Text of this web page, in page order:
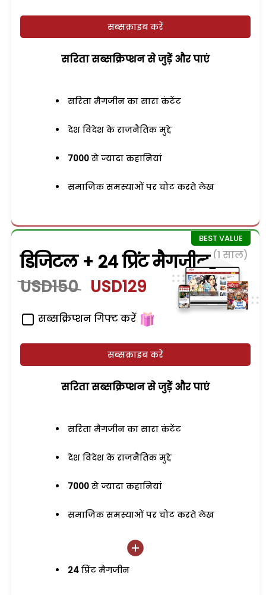
सब्सक्राइब करें
सरिता सब्सक्रिप्शन से जुड़ेें और पाएं
सरिता मैगजीन का सारा कंटेंट
देश विदेश के राजनैतिक मुद्दे
7000 से ज्यादा कहानियां
समाजिक समस्याओं पर चोट करते लेख
डिजिटल + 24 प्रिंट मैगजीन (1 साल)
USD150 USD129
सब्सक्रिप्शन गिफ्ट करें
सब्सक्राइब करें
सरिता सब्सक्रिप्शन से जुड़ेें और पाएं
सरिता मैगजीन का सारा कंटेंट
देश विदेश के राजनैतिक मुद्दे
7000 से ज्यादा कहानियां
समाजिक समस्याओं पर चोट करते लेख
24 प्रिंट मैगजीन